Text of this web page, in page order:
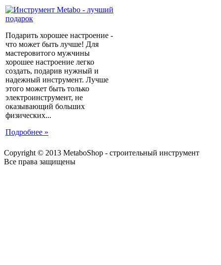
Подарить хорошее настроение -
что может быть лучше! Для
мастеровитого мужчины
хорошее настроение легко
создать, подарив нужный и
надежный инструмент. Лучше
этого может быть только
электроинструмент, не
оказывающий больших
физических...
Подробнее »
Copyright © 2013 MetaboShop - строительный инструмент
Все права защищены